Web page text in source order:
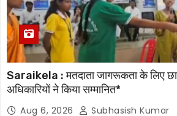
Saraikela : मतदाता जागरूकता के लिए
अधिकारियों ने किया सम्मानित*
Aug 6, 2026 Subhasish Kumar